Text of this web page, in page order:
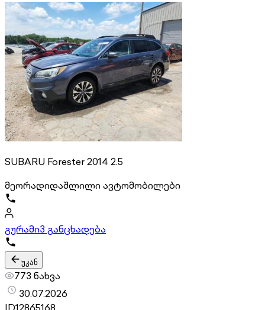
SUBARU Forester 2014 2.5
მეორადიდაშლილი ავტომობილები
გურამი3 განცხადება
უკან
773 ნახვა
30.07.2026